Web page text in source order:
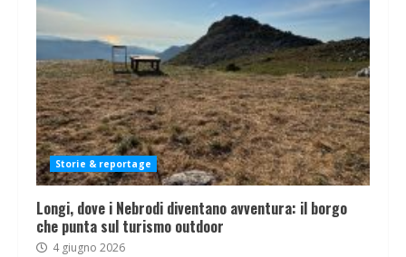
Storie & reportage
Longi, dove i Nebrodi diventano avventura: il borgo
che punta sul turismo outdoor
4 giugno 2026